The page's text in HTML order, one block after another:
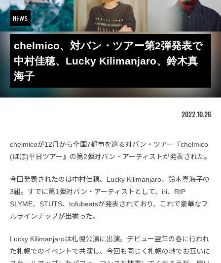
NEWS
chelmico、対バン・ツアー第2弾発表で
中村佳穂、Lucky Kilimanjaro、鈴木真
海子
2022.10.26
chelmicoが12月から全国7都市を巡る対バン・ツアー『chelmico
(ほぼ)平日ツアー』の第2弾対バン・アーティストが発表された。
今回発表されたのは中村佳穂、Lucky Kilimanjaro、鈴木真海子の
3組。すでに第1弾対バン・アーティストとして、iri、RIP
SLYME、STUTS、tofubeatsが発表されており、これで豪華なフ
ルラインナップが出揃った。
Lucky Kilimanjaroは札幌公演に出演。デビュー翌年の春に行われ
た札幌でのイベントで共演し、今回も同じく札幌の地でお互いに